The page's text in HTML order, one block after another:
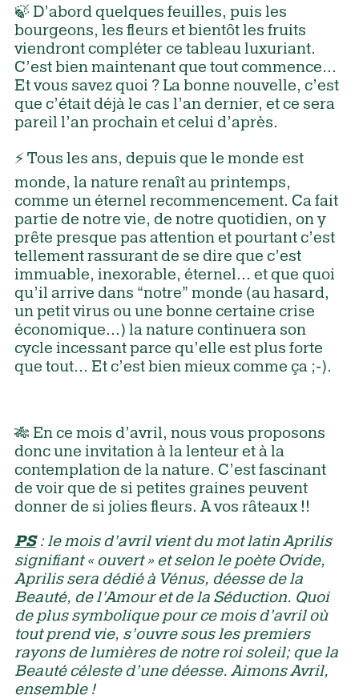
🍃 D’abord quelques feuilles, puis les
bourgeons, les fleurs et bientôt les fruits
viendront compléter ce tableau luxuriant.
C’est bien maintenant que tout commence...
Et vous savez quoi ? La bonne nouvelle, c’est
que c’était déjà le cas l’an dernier, et ce sera
pareil l’an prochain et celui d’après.
⚡️ Tous les ans, depuis que le monde est
monde, la nature renaît au printemps,
comme un éternel recommencement. Ca fait
partie de notre vie, de notre quotidien, on y
prête presque pas attention et pourtant c’est
tellement rassurant de se dire que c’est
immuable, inexorable, éternel... et que quoi
qu’il arrive dans “notre” monde (au hasard,
un petit virus ou une bonne certaine crise
économique...) la nature continuera son
cycle incessant parce qu’elle est plus forte
que tout... Et c’est bienmieux comme ça ;-).
🎋 En ce mois d’avril, nous vous proposons
donc une invitation à la lenteur et à la
contemplation de la nature. C’est fascinant
de voir que de si petites graines peuvent
donner de si jolies fleurs. A vos râteaux !!
PS: le mois d’avril vient du mot latin Aprilis
signifiant « ouvert » et selon le poète Ovide,
Aprilis sera dédié à Vénus, déesse de la
Beauté, de l’Amour et de la Séduction. Quoi
de plus symbolique pour ce mois d’avril où
tout prend vie, s’ouvre sous les premiers
rayons de lumières de notre roi soleil; que la
Beauté céleste d’une déesse. Aimons Avril,
ensemble !